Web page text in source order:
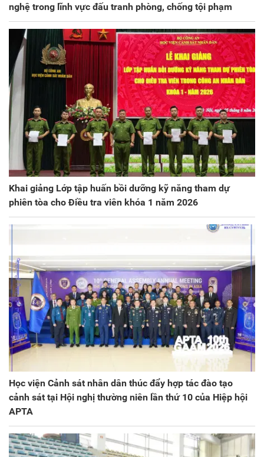
nghệ trong lĩnh vực đấu tranh phòng, chống tội phạm
Khai giảng Lớp tập huấn bồi dưỡng kỹ năng tham dự
phiên tòa cho Điều tra viên khóa 1 năm 2026
Học viện Cảnh sát nhân dân thúc đẩy hợp tác đào tạo
cảnh sát tại Hội nghị thường niên lần thứ 10 của Hiệp hội
APTA